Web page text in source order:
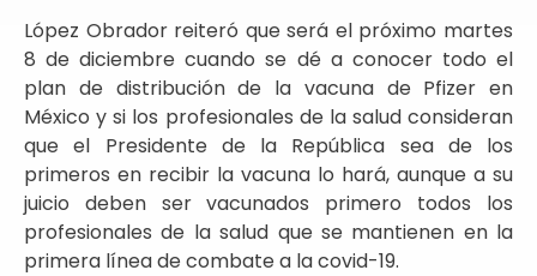
López Obrador reiteró que será el próximo martes
8 de diciembre cuando se dé a conocer todo el
plan de distribución de la vacuna de Pfizer en
México y si los profesionales de la salud consideran
que el Presidente de la República sea de los
primeros en recibir la vacuna lo hará, aunque a su
juicio deben ser vacunados primero todos los
profesionales de la salud que se mantienen en la
primera línea de combate a la covid-19.